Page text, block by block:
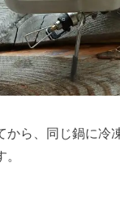
から、同じ鍋に冷